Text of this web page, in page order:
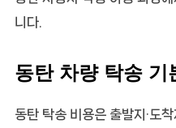
니다.
동탄 차량 탁송 기
동탄 탁송 비용은 출발지·도